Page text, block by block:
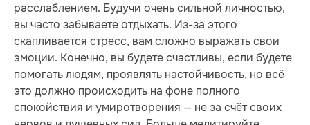
расслаблением. Будучи очень сильной личностью,
вы часто забываете отдыхать. Из-за этого
скапливается стресс, вам сложно выражать свои
эмоции. Конечно, вы будете счастливы, если будете
помогать людям, проявлять настойчивость, но всё
это должно происходить на фоне полного
спокойствия и умиротворения — не за счёт своих